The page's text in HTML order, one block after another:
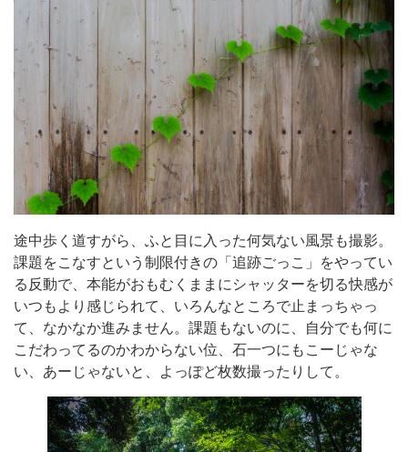
途中歩く道すがら、ふと目に入った何気ない風景も撮影。
課題をこなすという制限付きの「追跡ごっこ」をやってい
る反動で、本能がおもむくままにシャッターを切る快感が
いつもより感じられて、いろんなところで止まっちゃっ
て、なかなか進みません。課題もないのに、自分でも何に
こだわってるのかわからない位、石一つにもこーじゃな
い、あーじゃないと、よっぽど枚数撮ったりして。